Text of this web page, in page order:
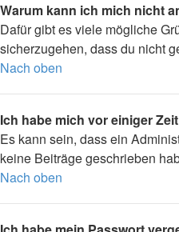
Warum kann ich mich nicht
Dafür gibt es viele mögliche
sicherzugehen, dass du nicht
Nach oben
Ich habe mich vor einiger
Es kann sein, dass ein
keine Beiträge geschrieben
Nach oben